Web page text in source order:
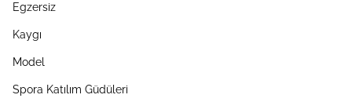
Egzersiz
Kaygı
Model
Spora Katılım Güdüleri